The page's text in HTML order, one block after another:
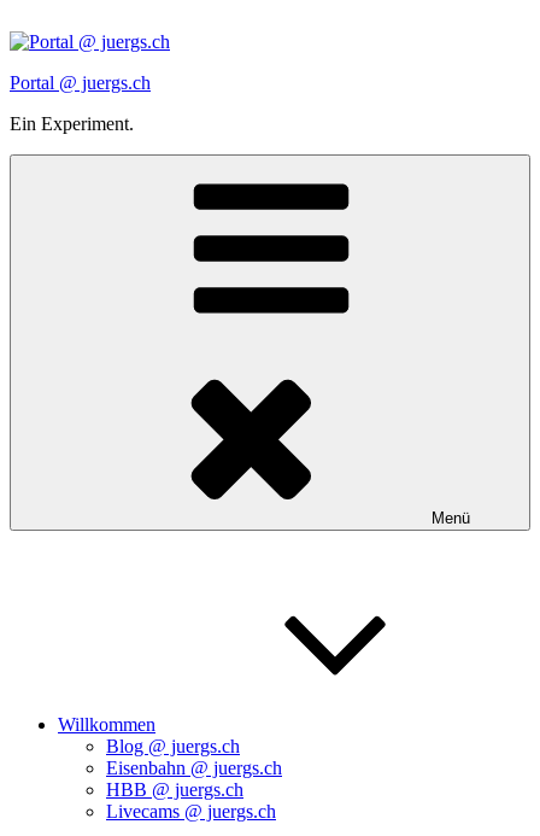
Inhalt
Portal @ juergs.ch
Ein Experiment.
Menü
Willkommen
Blog @ juergs.ch
Eisenbahn @ juergs.ch
HBB @ juergs.ch
Livecams @ juergs.ch